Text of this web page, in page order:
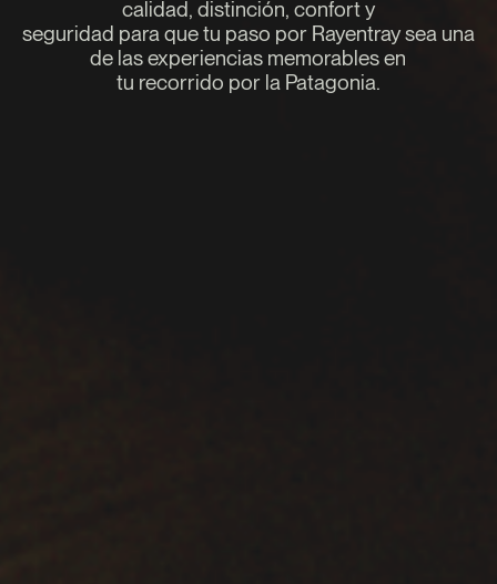
calidad, distinción, confort y
seguridad para que tu paso por Rayentray sea una
de las experiencias memorables en
tu recorrido por la Patagonia.